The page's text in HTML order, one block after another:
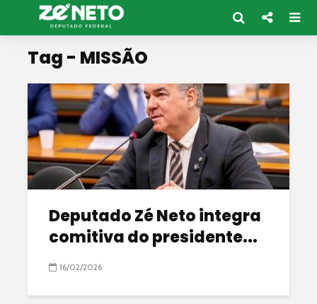
Tag - MISSÃO
Deputado Zé Neto integra
comitiva do presidente...
16/02/2026